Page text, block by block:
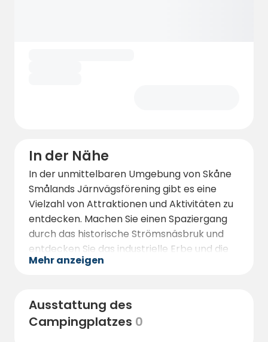
In der Nähe
In der unmittelbaren Umgebung von Skåne
Smålands Järnvägsförening gibt es eine
Vielzahl von Attraktionen und Aktivitäten zu
entdecken. Machen Sie einen Spaziergang
durch das historische Strömsnäsbruk und
entdecken Sie das industrielle Erbe und die
charmante Atmosphäre. Besuchen Sie die
leckeren Kaffee zu genießen. Für
Naturliebhaber gibt es in der Nähe schöne
Mehr anzeigen
Ausstattung des
Campingplatzes 0